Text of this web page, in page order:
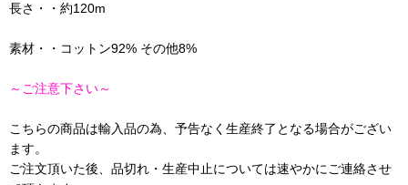
長さ・・約120m
素材・・コットン92% その他8%
～ご注意下さい～
こちらの商品は輸入品の為、予告なく生産終了となる場合がござい
ます。
ご注文頂いた後、品切れ・生産中止については速やかにご連絡させ